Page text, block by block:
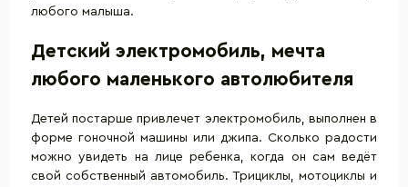
любого малыша.
Детский электромобиль, мечта
любого маленького автолюбителя
Детей постарше привлечет электромобиль, выполнен в
форме гоночной машины или джипа. Сколько радости
можно увидеть на лице ребенка, когда он сам ведёт
свой собственный автомобиль. Трициклы, мотоциклы и